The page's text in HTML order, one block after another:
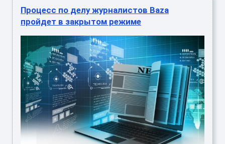
Процесс по делу журналистов Baza
пройдет в закрытом режиме